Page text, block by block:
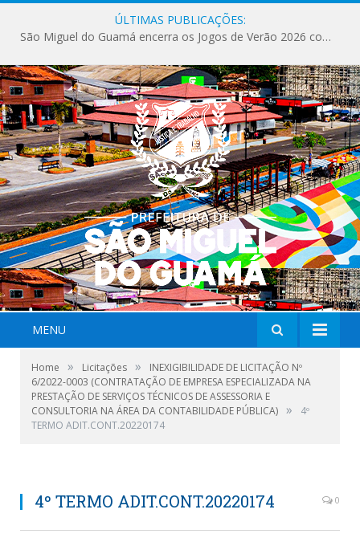
ÚLTIMAS PUBLICAÇÕES:
São Miguel do Guamá encerra os Jogos de Verão 2026 com sucesso de público e competições.
MENU
Home » Licitações »
INEXIGIBILIDADE DE LICITAÇÃO Nº
6/2022-0003 (CONTRATAÇÃO DE EMPRESA ESPECIALIZADA NA
PRESTAÇÃO DE SERVIÇOS TÉCNICOS DE ASSESSORIA E
CONSULTORIA NA ÁREA DA CONTABILIDADE PÚBLICA) »
4º
TERMO ADIT.CONT.20220174
4º TERMO ADIT.CONT.20220174 0